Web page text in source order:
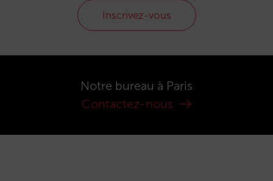
Inscrivez-vous
Notre bureau à Paris
Contactez-nous